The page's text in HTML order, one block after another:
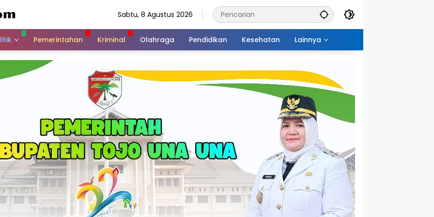
Sabtu, 8 Agustus 2026
Pemerintahan Kriminal Olahraga Pendidikan Kesehatan Lainnya